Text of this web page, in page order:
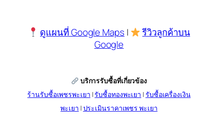
ดูแผนที่ Google Maps |
รีวิวลูกค้าบน
Google
บริการรับซื้อที่เกี่ยวข้อง
ร้านรับซื้อเพชรพะเยา |รับซื้อทองพะเยา | รับซื้อเครื่องเงิน
พะเยา | ประเมินราคาเพชร พะเยา